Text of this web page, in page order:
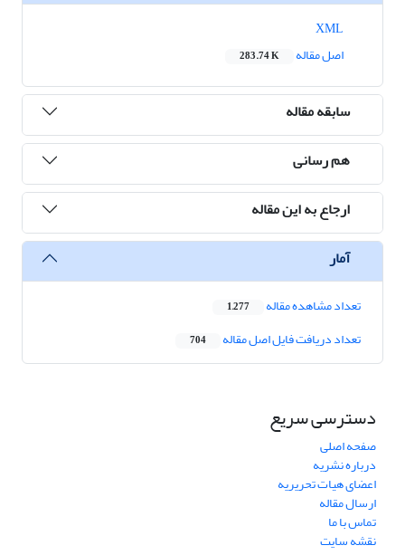
اصل مقاله
283.74 K
سابقه مقاله
هم رسانی
ارجاع به این مقاله
آمار
تعداد مشاهده مقاله 1,277
تعداد دریافت فایل اصل مقاله 704
دسترسی سریع
صفحه اصلی
درباره نشریه
اعضای هیات تحریریه
ارسال مقاله
تماس با ما
نقشه سایت